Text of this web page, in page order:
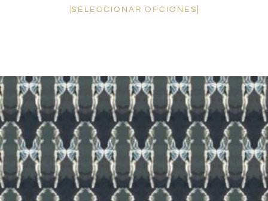
SELECCIONAR OPCIONES